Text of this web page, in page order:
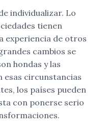
individualizar. Lo
tienen
experiencia de otros
cambios se
hondas y las
esas circunstancias
los países pueden
con ponerse serio